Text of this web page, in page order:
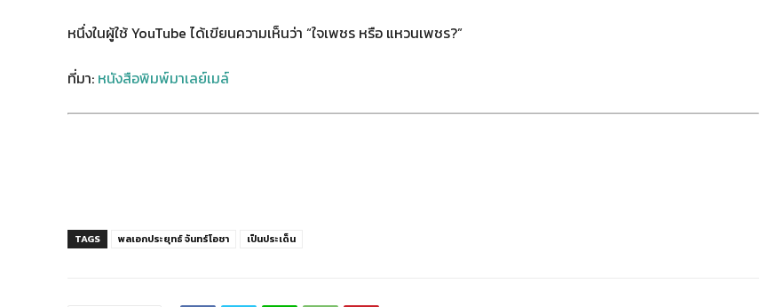
หนึ่งในผู้ใช้ YouTube ได้เขียนความเห็นว่า “ใจเพชร หรือ แหวนเพชร?”
ที่มา: หนังสือพิมพ์มาเลย์เมล์
TAGS พลเอกประยุทธ์ จันทร์โอชา เป็นประเด็น